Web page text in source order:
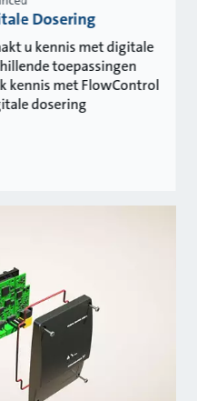
Dosering
u kennis met digitale
toepassingen
kennis met FlowControl
dosering